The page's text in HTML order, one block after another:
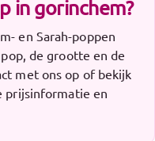
in gorinchem?
en Sarah-poppen
de grootte en de
met ons op of bekijk
prijsinformatie en